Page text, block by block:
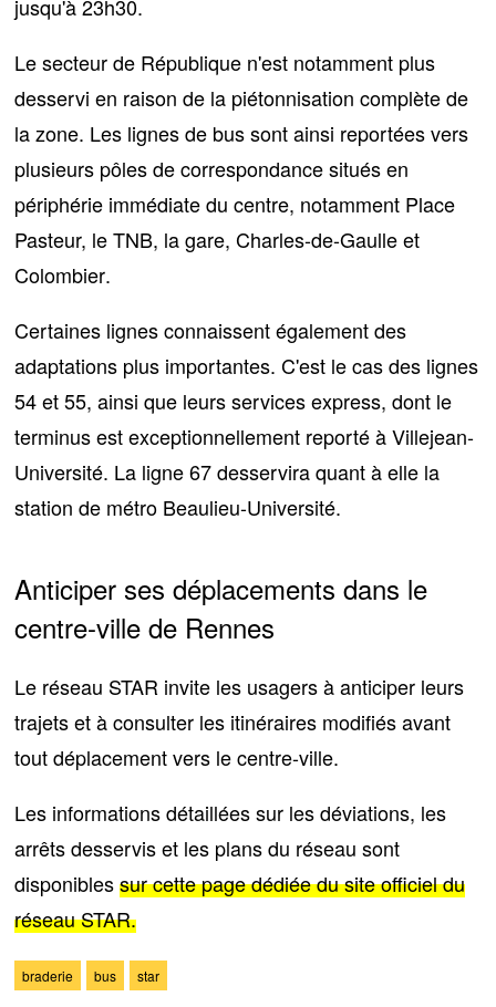
jusqu'à 23h30.
Le secteur de République n'est notamment plus
desservi en raison de la piétonnisation complète de
la zone. Les lignes de bus sont ainsi reportées vers
plusieurs pôles de correspondance situés en
périphérie immédiate du centre, notamment Place
Pasteur, le TNB, la gare, Charles-de-Gaulle et
Colombier.
Certaines lignes connaissent également des
adaptations plus importantes. C'est le casdes lignes
54 et 55, ainsi que leurs services express, dont le
terminus est exceptionnellement reporté à Villejean-
Université. La ligne 67desservira quant à elle la
station de métro Beaulieu-Université.
Anticiper ses déplacements dans le
centre-ville de Rennes
Le réseau STAR invite les usagersà anticiper leurs
trajets et à consulter les itinéraires modifiésavant
tout déplacement vers le centre-ville.
Les informations détaillées sur les déviations, les
arrêts desservis et les plans du réseau sont
disponiblessur cette page dédiée du site officiel du
réseau STAR.
braderie bus star